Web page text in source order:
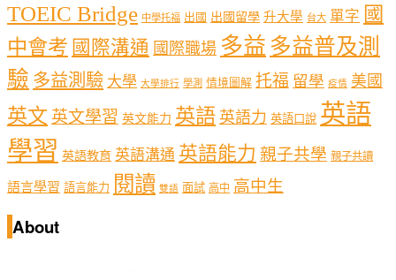
TOEIC Bridge 中學托福 出國 出國留學 升大學 台大 單字 國
中會考 國際溝通 國際職場 多益 多益普及測
驗 多益測驗 大學 大學排行 學測 情境圖解 托福 留學 疫情 美國
英文 英文學習 英文能力 英語 英語力 英語口說 英語
學習 英語教育 英語溝通 英語能力 親子共學 親子共讀
語言學習 語言能力 閱讀 雙語 面試 高中 高中生
About